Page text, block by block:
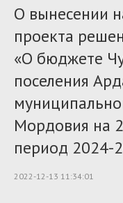
О вынесении
проекта
«О бюджете
поселения
Мордовия на
период 2024-
2022-12-13 11:34:01